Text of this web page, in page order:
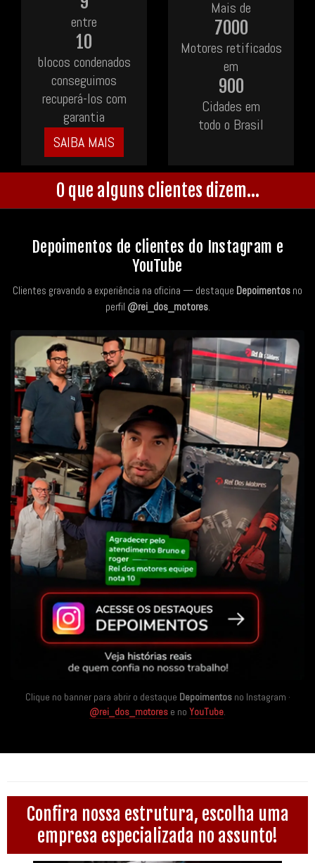
entre
10
blocos condenados
conseguimos
recuperá-los com
garantia
SAIBA MAIS
Mais de
7000
Motores retificados
em
900
Cidades em
todo o Brasil
O que alguns clientes dizem...
Depoimentos de clientes do Instagram e
YouTube
Clientes gravando a experiência na oficina — destaque Depoimentos no
perfil @rei_dos_motores.
Clique no banner para abrir o destaque Depoimentosno Instagram ·
@rei_dos_motores e no YouTube.
Confira nossa estrutura, escolha uma
empresa especializada no assunto!